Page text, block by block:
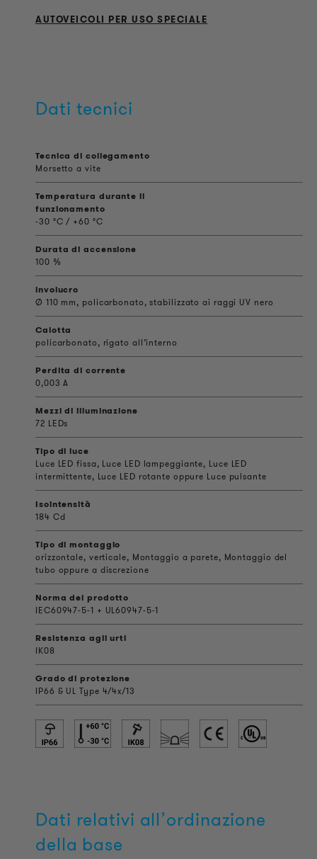
AUTOVEICOLI PER USO SPECIALE
Dati tecnici
Tecnica di collegamento
Morsetto a vite
Temperatura durante il
funzionamento
-30 °C / +60 °C
Durata di accensione
100 %
involucro
Ø 110 mm, policarbonato, stabilizzato ai raggi UV nero
Calotta
policarbonato, rigato all’interno
Perdita di corrente
0,003 A
Mezzi di illuminazione
72 LEDs
Tipo di luce
Luce LED fissa, Luce LED lampeggiante, Luce LED
intermittente, Luce LED rotante oppure Luce pulsante
Isointensità
184 Cd
Tipo di montaggio
orizzontale, verticale, Montaggio a parete, Montaggio del
tubo oppure a discrezione
Norma del prodotto
IEC60947-5-1 + UL60947-5-1
Resistenza agli urti
IK08
Grado di protezione
IP66 & UL Type 4/4x/13
Dati relativi all’ordinazione
della base